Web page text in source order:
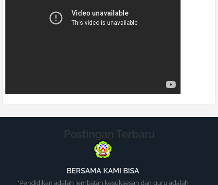
Postingan Terbaru
BERSAMA KAMI BISA
"Pendidikan adalah jembatan kesuksesan dan guru adalah